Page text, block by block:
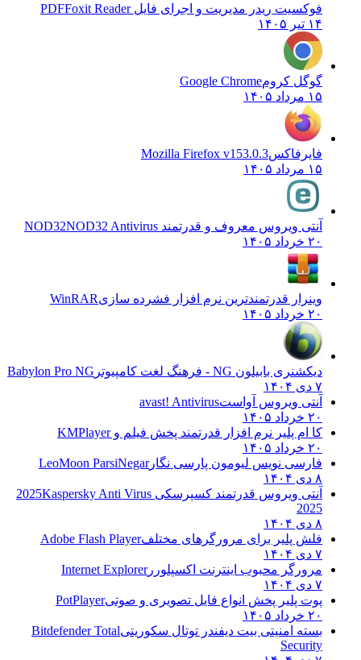
فوکسیت ریدر مدیریت و اجرای فایل PDFFoxit Reader
۱۴ تیر ۱۴۰۵
گوگل کرومGoogle Chrome
۱۵ مرداد ۱۴۰۵
فایرفاکسMozilla Firefox v153.0.3
۱۵ مرداد ۱۴۰۵
آنتی ویروس معروف و قدرتمند NOD32 NOD32 Antivirus
۲۰ خرداد ۱۴۰۵
وینرار قدرتمندترین نرم افزار فشرده سازیWinRAR
۲۰ خرداد ۱۴۰۵
دیکشنری بابیلون NG - فرهنگ لغت کامپیوتر
Babylon Pro NG
۷ دی ۱۴۰۴
آنتی ویروس آواستavast! Antivirus
۲۰ خرداد ۱۴۰۵
کا ام پلیر نرم افزار قدرتمند پخش فیلم وKMPlayer
۲۰ خرداد ۱۴۰۵
فارسی نویس لیومون پارسی نگارLeoMoon ParsiNegar
۸ دی ۱۴۰۴
آنتی ویروس قدرتمند کسپرسکی 2025 Kaspersky Anti Virus
2025
۸ دی ۱۴۰۴
فلش پلیر برای مرورگرهای مختلفAdobe Flash Player
۷ دی ۱۴۰۴
مرورگر محبوب اینترنت اکسپلوررInternet Explorer
۷ دی ۱۴۰۴
پوت پلیر پخش انواع فایل تصویری و صوتیPotPlayer
۲۰ خرداد ۱۴۰۵
بسته امنیتی بیت دیفندر توتال سکوریتیBitdefender Total
Security